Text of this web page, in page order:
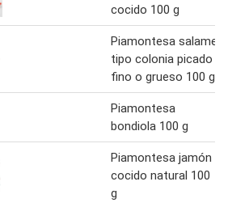
cocido 100 g
Piamontesa salame
tipo colonia picado
fino o grueso 100 g
Piamontesa
bondiola 100 g
Piamontesa jamón
cocido natural 100
g